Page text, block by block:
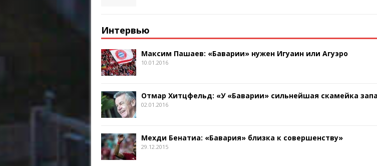
Интервью
Максим Пашаев: «Баварии» нужен Игуаин или Агуэро
10.01.2016
Отмар Хитцфельд: «У «Баварии» сильнейшая скамейка
02.01.2016
Мехди Бенатиа: «Бавария» близка к совершенству»
29.12.2015